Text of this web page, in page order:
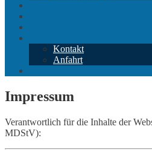
Kontakt
Anfahrt
Impressum
Verantwortlich für die Inhalte der
MDStV):